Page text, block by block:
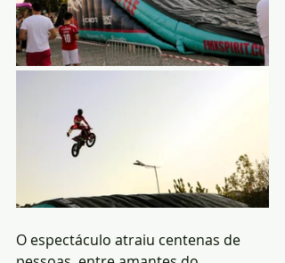
O espectáculo atraiu centenas de